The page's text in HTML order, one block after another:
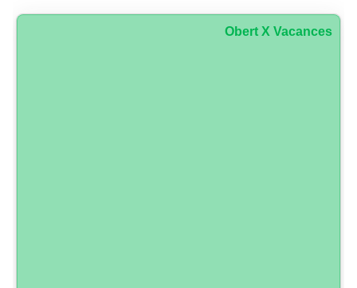
Obert X Vacances